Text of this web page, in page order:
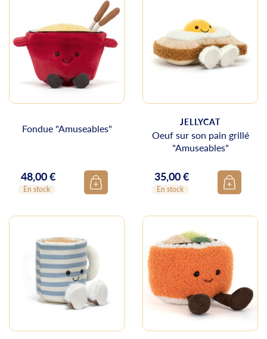
Fondue "Amuseables"
Prix
48,00 €
En stock
JELLYCAT
Oeuf sur son pain grillé
"Amuseables"
Prix
35,00 €
En stock